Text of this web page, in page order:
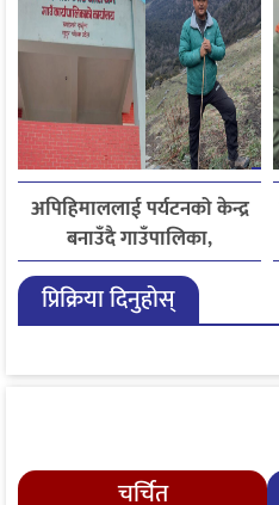
अपिहिमाललाई पर्यटनको केन्द्र
बनाउँदै गाउँपालिका,
बहुआयामिक पर्यटन विकासमा
जोड
प्रिक्रिया दिनुहोस्
चर्चित